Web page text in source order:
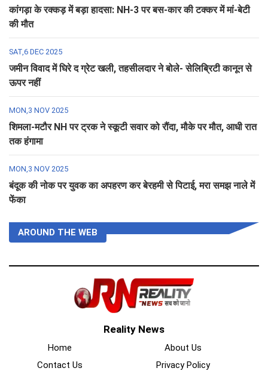
कांगड़ा के रक्कड़ में बड़ा हादसा: NH-3 पर बस-कार की टक्कर में मां-बेटी
की मौत
SAT,6 DEC 2025
जमीन विवाद में घिरे द ग्रेट खली, तहसीलदार ने बोले- सेलिब्रिटी कानून से
ऊपर नहीं
MON,3 NOV 2025
शिमला-मटौर NH पर ट्रक ने स्कूटी सवार को रौंदा, मौके पर मौत, आधी रात
तक हंगामा
MON,3 NOV 2025
बंदूक की नोक पर युवक का अपहरण कर बेरहमी से पिटाई, मरा समझ नाले में
फेंका
AROUND THE WEB
Reality News
Home
About Us
Contact Us
Privacy Policy